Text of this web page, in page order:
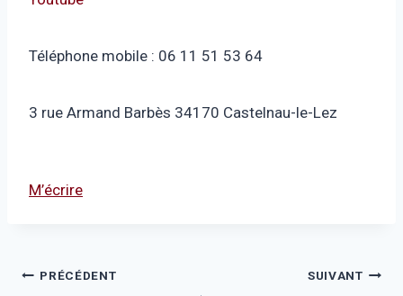
Téléphone mobile : 06 11 51 53 64
3 rue Armand Barbès 34170 Castelnau-le-Lez
M’écrire
Navigation
PRÉCÉDENT SUIVANT